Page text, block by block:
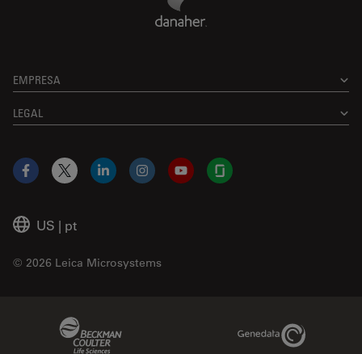
EMPRESA
LEGAL
US | pt
© 2026 Leica Microsystems
Facebook
X LinkedInInstagramYouTubeGlassdoor
Genedata Link